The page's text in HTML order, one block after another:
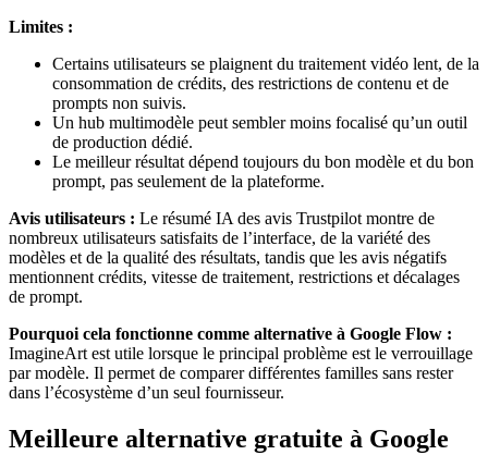
Limites :
Certains utilisateurs se plaignent du traitement vidéo lent, de la
consommation de crédits, des restrictions de contenu et de
prompts non suivis.
Un hub multimodèle peut sembler moins focalisé qu’un outil
de production dédié.
Le meilleur résultat dépend toujours du bon modèle et du bon
prompt, pas seulement de la plateforme.
Avis utilisateurs : Le résumé IA des avis Trustpilot montre de
nombreux utilisateurs satisfaits de l’interface, de la variété des
modèles et de la qualité des résultats, tandis que les avis négatifs
mentionnent crédits, vitesse de traitement, restrictions et décalages
de prompt.
Pourquoi cela fonctionne comme alternative à Google Flow :
ImagineArt est utile lorsque le principal problème est le verrouillage
par modèle. Il permet de comparer différentes familles sans rester
dans l’écosystème d’un seul fournisseur.
Meilleure alternative gratuite à Google